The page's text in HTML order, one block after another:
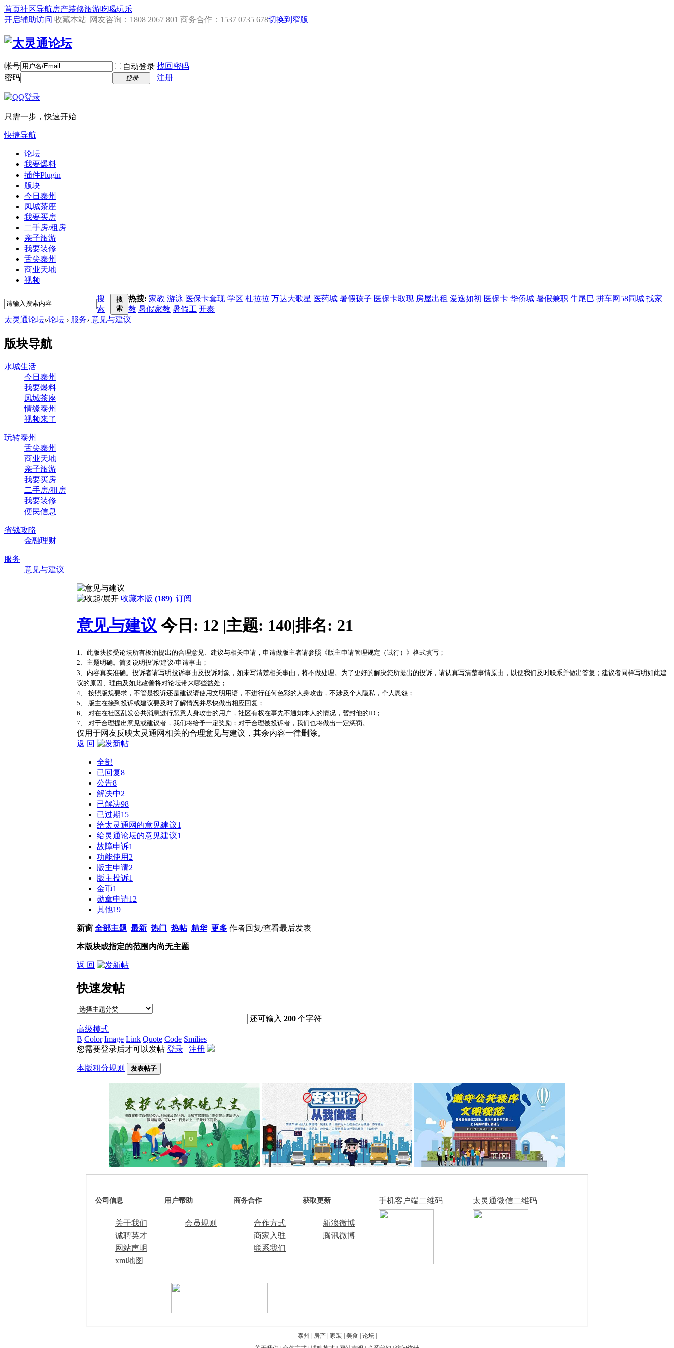
首页社区导航房产装修旅游吃喝玩乐
开启辅助访问 收藏本站 |网友咨询：1808 2067 801 商务合作：1537 0735 678切换到窄版
帐号 自动登录 找回密码
密码
登录 注册
只需一步，快速开始
快捷导航
论坛
我要爆料
插件Plugin
版块
今日泰州
凤城茶座
我要买房
二手房/租房
亲子旅游
我要装修
舌尖泰州
商业天地
视频
搜
索
搜
索
热搜: 家教 游泳 医保卡套现 学区 杜拉拉 万达大歌星 医药城 暑假孩子 医保卡取现 房屋出租 爱逸如初 医保卡 华侨城 暑假兼职 牛尾巴 拼车网58同城 找家
教 暑假家教 暑假工 开泰
太灵通论坛»论坛 › 服务› 意见与建议
版块导航
水城生活
今日泰州
我要爆料
凤城茶座
情缘泰州
视频来了
玩转泰州
舌尖泰州
商业天地
亲子旅游
我要买房
二手房/租房
我要装修
便民信息
省钱攻略
金融理财
服务
意见与建议
收藏本版 (189) |订阅
意见与建议 今日: 12 |主题: 140|排名: 21
1、此版块接受论坛所有板油提出的合理意见、建议与相关申请，申请做版主者请参照《版主申请管理规定（试行）》格式填写；
2、主题明确。简要说明投诉/建议/申请事由；
3、内容真实准确。投诉者请写明投诉事由及投诉对象，如未写清楚相关事由，将不做处理。为了更好的解决您所提出的投诉，请认真写清楚事情原由，以便我们及时联系并做出答复；建议者同样写明如此建
议的原因、理由及如此改善将对论坛带来哪些益处；
4、 按照版规要求，不管是投诉还是建议请使用文明用语，不进行任何色彩的人身攻击，不涉及个人隐私，个人恩怨；
5、 版主在接到投诉或建议要及时了解情况并尽快做出相应回复；
6、 对在在社区乱发公共消息进行恶意人身攻击的用户，社区有权在事先不通知本人的情况，暂封他的ID；
7、 对于合理提出意见或建议者，我们将给予一定奖励；对于合理被投诉者，我们也将做出一定惩罚。
仅用于网友反映太灵通网相关的合理意见与建议，其余内容一律删除。
返 回
全部
已回复8
公告8
解决中2
已解决98
已过期15
给太灵通网的意见建议1
给灵通论坛的意见建议1
故障申诉1
功能使用 2
版主申请2
版主投诉1
金币1
勋章申请12
其他19
新窗 全部主题 最新 热门 热帖 精华 更多 作者回复/查看最后发表
本版块或指定的范围内尚无主题
返 回
快速发帖
还可输入200 个字符
高级模式
B Color Image Link Quote Code Smilies
您需要登录后才可以发帖 登录 | 注册
本版积分规则 发表帖子
公司信息
关于我们
诚聘英才
网站声明
xml地图
用户帮助
会员规则
商务合作
合作方式
商家入驻
联系我们
获取更新
新浪微博
腾讯微博
手机客户端二维码 太灵通微信二维码
泰州 房产| 家装 美食| 论坛|